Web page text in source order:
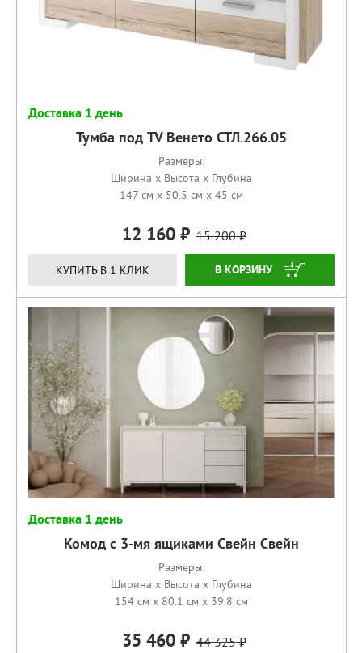
Доставка 1 день
Тумба под TV Венето СТЛ.266.05
Размеры:
Ширина x Высота x Глубина
147 см x 50.5 см x 45 см
12 160 15 200
КУПИТЬ В 1 КЛИК КУПИТЬ
Доставка 1 день
Комод с 3-мя ящиками Свейн Свейн
Размеры:
Ширина x Высота x Глубина
154 см x 80.1 см x 39.8 см
35 460 44 325